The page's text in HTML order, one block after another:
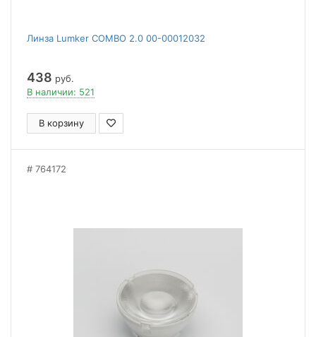
Линза Lumker COMBO 2.0 00-00012032
438 руб.
В наличии: 521
В корзину
764172